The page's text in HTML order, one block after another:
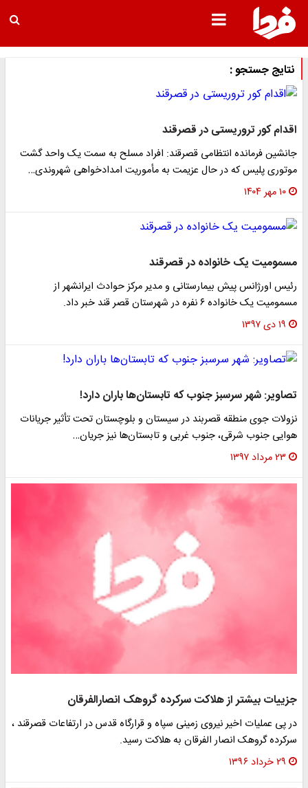
نتایج جستجو :
اقدام کور تروریستی در قصرقند
جانشین فرمانده انتظامی قصرقند: افراد مسلح به سمت یک واحد گشت
موتوری پلیس که در حال عزیمت به مأموریت امدادخواهی شهروندی…
۱۰ مهر ۱۴۰۴
مسمومیت یک خانواده در قصرقند
رئیس اورژانس پیش بیمارستانی و مدیر مرکز حوادث ایرانشهر از
مسمومیت یک خانواده ۶ نفره در شهرستان قصر قند خبر داد.
۱۹ دی ۱۳۹۷
تصاویر: شهر سرسبز جنوب که تابستان‌ها باران دارد!
نزولات جوی منطقه قصربند در سیستان و بلوچستان تحت تأثیر جریانات
هوایی جنوب شرقی، جنوب غربی و تابستان‌ها نیز جریان…
۲۳ مرداد ۱۳۹۷
جزییات بیشتر از هلاکت سرکرده گروهک انصارالفرقان
در پی عملیات اخیر نیروی زمینی سپاه و قرارگاه قدس در ارتفاعات قصرقند ،
سرکرده گروهک انصار الفرقان به هلاکت رسید.
۲۹ خرداد ۱۳۹۶